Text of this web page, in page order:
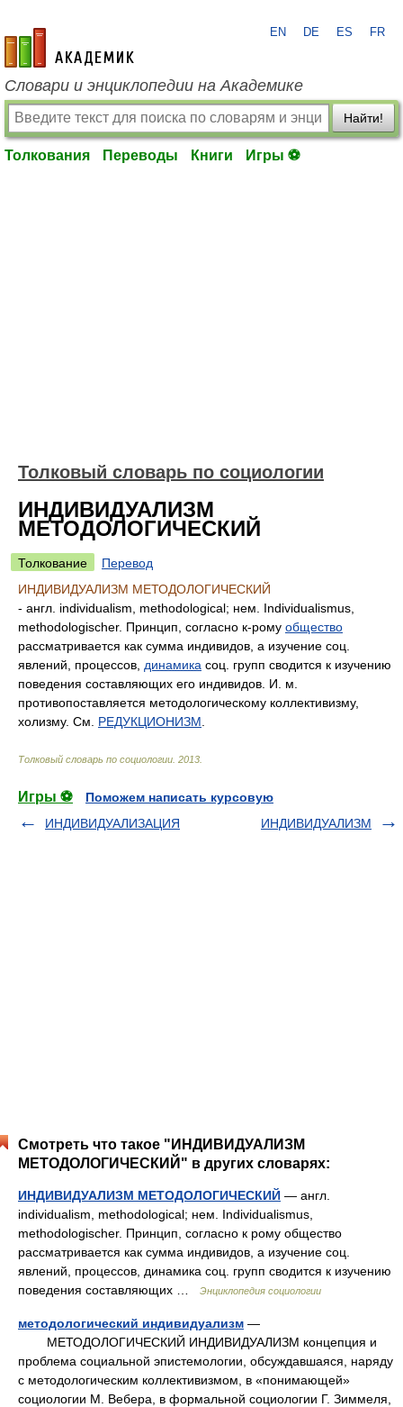
academic.ru
EN DE ES FR
Словари и энциклопедии на Академике
Найти!
Толкования Переводы Книги Игры ⚽
Толковый словарь по социологии
ИНДИВИДУАЛИЗМ
МЕТОДОЛОГИЧЕСКИЙ
Толкование
Перевод
ИНДИВИДУАЛИЗМ МЕТОДОЛОГИЧЕСКИЙ
- англ. individualism, methodological; нем. Individualismus,
methodologischer. Принцип, согласно к-рому общество
рассматривается как сумма индивидов, а изучение соц.
явлений, процессов, динамика соц. групп сводится к изучению
поведения составляющих его индивидов. И. м.
противопоставляется методологическому коллективизму,
холизму. См. РЕДУКЦИОНИЗМ
Толковый словарь по социологии 2013
Игры ⚽
Поможем написать курсовую
ИНДИВИДУАЛИЗАЦИЯ
ИНДИВИДУАЛИЗМ
Смотреть что такое "ИНДИВИДУАЛИЗМ
МЕТОДОЛОГИЧЕСКИЙ" в других словарях:
ИНДИВИДУАЛИЗМ МЕТОДОЛОГИЧЕСКИЙ — англ.
individualism, methodological; нем. Individualismus,
methodologischer. Принцип, согласно к рому общество
рассматривается как сумма индивидов, а изучение соц.
явлений, процессов, динамика соц. групп сводится к изучению
поведения составляющих …
Энциклопедия социологии
методологический индивидуализм —
МЕТОДОЛОГИЧЕСКИЙ ИНДИВИДУАЛИЗМ концепция и
проблема социальной эпистемологии, обсуждавшаяся, наряду
с методологическим коллективизмом, в «понимающей»
социологии М. Вебера, в формальной социологии Г. Зиммеля,